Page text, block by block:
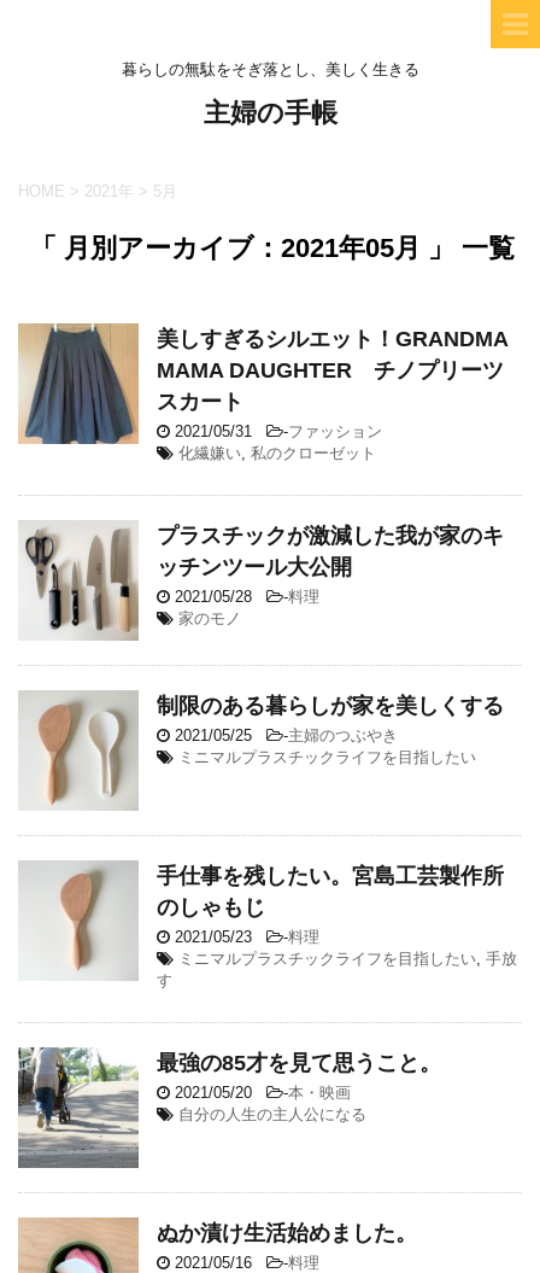
暮らしの無駄をそぎ落とし、美しく生きる
主婦の手帳
HOME > 2021年 > 5月
「 月別アーカイブ：2021年05月 」 一覧
美しすぎるシルエット！GRANDMA
MAMA DAUGHTER チノプリーツ
スカート
2021/05/31 -ファッション
化繊嫌い 私のクローゼット
プラスチックが激減した我が家のキ
ッチンツール大公開
2021/05/28 -料理
家のモノ
制限のある暮らしが家を美しくする
2021/05/25 -主婦のつぶやき
ミニマルプラスチックライフを目指したい
手仕事を残したい。宮島工芸製作所
のしゃもじ
2021/05/23 -料理
ミニマルプラスチックライフを目指したい 手放
す
最強の85才を見て思うこと。
2021/05/20 -本・映画
自分の人生の主人公になる
ぬか漬け生活始めました。
2021/05/16 -料理